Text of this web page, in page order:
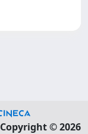
Copyright © 2026